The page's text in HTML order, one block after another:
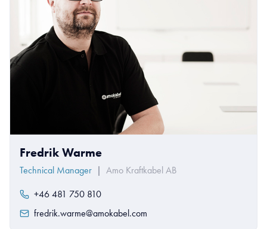
Fredrik Warme
Technical Manager | Amo Kraftkabel AB
+46 481 750 810
fredrik.warme@amokabel.com